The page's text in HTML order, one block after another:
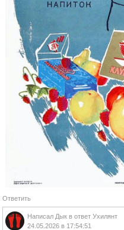
Ответить
Написал Дык в ответ Ухилянт
24.05.2026 в 17:54:51